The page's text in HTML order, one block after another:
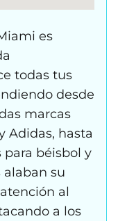
es
todas tus
desde
marcas
Adidas, hasta
para béisbol y
alaban su
al
a los